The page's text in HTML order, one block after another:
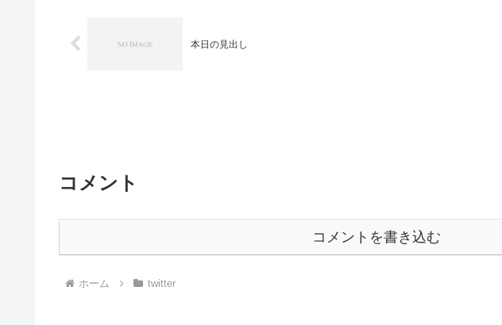
本日の見出し
コメント
コメントを書き込む
ホーム twitter